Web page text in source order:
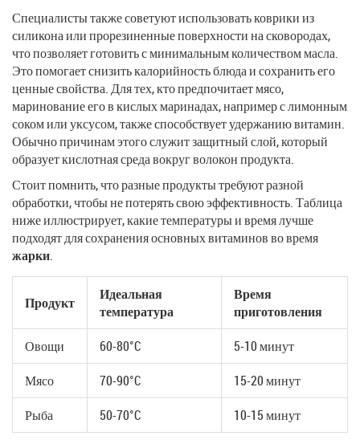
Специалисты также советуют использовать коврики из
силикона или прорезиненные поверхности на сковородах,
что позволяет готовить с минимальным количеством масла.
Это помогает снизить калорийность блюда и сохранить его
ценные свойства. Для тех, кто предпочитает мясо,
маринование его в кислых маринадах, например с лимонным
соком или уксусом, также способствует удержанию витамин.
Обычно причинам этого служит защитный слой, который
образует кислотная среда вокруг волокон продукта.
Стоит помнить, что разные продукты требуют разной
обработки, чтобы не потерять свою эффективность. Таблица
ниже иллюстрирует, какие температуры и время лучше
подходят для сохранения основных витаминов во время
жарки.
Продукт
Идеальная
температура
Время
приготовления
Овощи
60-80°C
5-10 минут
Мясо
70-90°C
15-20 минут
Рыба
50-70°C 10-15 минут